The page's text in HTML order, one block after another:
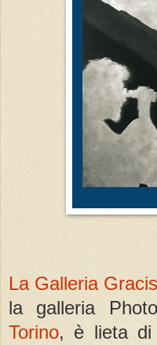
La Galleria Gracis
la galleria
Torino, è lieta di